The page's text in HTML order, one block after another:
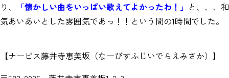
り、
「懐かしい曲をいっぱい歌えてよかったわ！」 と、、、和
気あいあいとした雰囲気であっ！！という間の1時間でした。
【ナービス藤井寺恵美坂（なーびすふじいでらえみさか）】